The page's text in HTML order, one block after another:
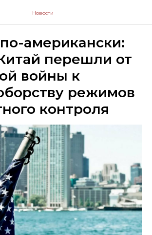
Новости
американски:
перешли от
войны к
режимов
контроля